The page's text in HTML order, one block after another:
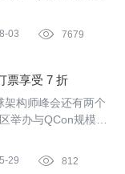
03  7679
票享受 7 折
构师峰会还有两个
举办与QCon规模类
讲师和主持人35
明星阵容”来形容本
29  812